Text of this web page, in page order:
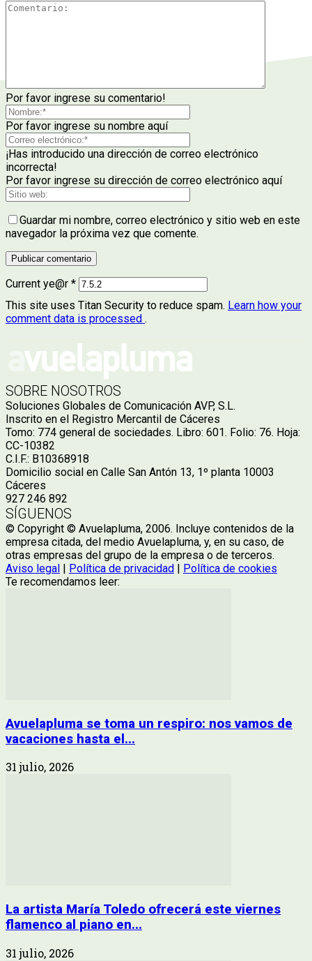
Por favor ingrese su comentario!
Por favor ingrese su nombre aquí
¡Has introducido una dirección de correo electrónico
incorrecta!
Por favor ingrese su dirección de correo electrónico aquí
Guardar mi nombre, correo electrónico y sitio web en este
navegador la próxima vez que comente.
Current ye@r *
This site uses Titan Security to reduce spam. Learn how your
comment data is processed .
SOBRE NOSOTROS
Soluciones Globales de Comunicación AVP, S.L.
Inscrito en el Registro Mercantil de Cáceres
Tomo: 774 general de sociedades. Libro: 601. Folio: 76. Hoja:
CC-10382
C.I.F.: B10368918
Domicilio social en Calle San Antón 13, 1º planta 10003
Cáceres
927 246 892
SÍGUENOS
© Copyright © Avuelapluma, 2006. Incluye contenidos de la
empresa citada, del medio Avuelapluma, y, en su caso, de
otras empresas del grupo de la empresa o de terceros.
Aviso legal | Política de privacidad | Política de cookies
Te recomendamos leer:
Avuelapluma se toma un respiro: nos vamos de
vacaciones hasta el...
31 julio, 2026
La artista María Toledo ofrecerá este viernes
flamenco al piano en...
31 julio, 2026